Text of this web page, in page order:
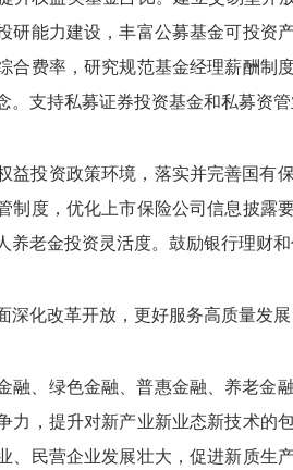
研能力建设，丰富公募基金可投资
合费率，研究规范基金经理薪酬制
。支持私募证券投资基金和私募资
益投资政策环境，落实并完善国有
制度，优化上市保险公司信息披露
养老金投资灵活度。鼓励银行理财
深化改革开放，更好服务高质量发展
融、绿色金融、普惠金融、养老金
力，提升对新产业新业态新技术的
、民营企业发展壮大，促进新质生